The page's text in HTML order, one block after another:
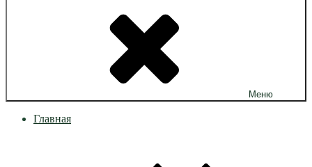
Меню
Главная